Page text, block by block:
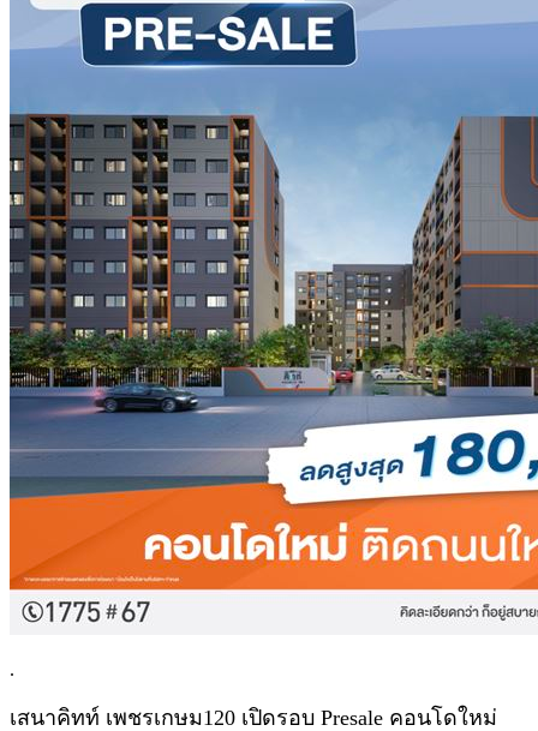
.
เสนาคิทท์ เพชรเกษม120 เปิดรอบ Presale คอนโดใหม่